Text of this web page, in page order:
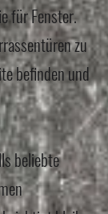
für Fenster.
zu
befinden und
beliebte